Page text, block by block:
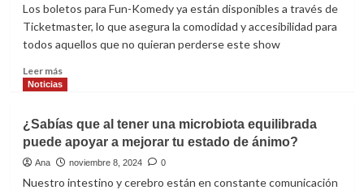
Inspira
y
la
Cultura
en
Yucatán
Los boletos para Fun-Komedy ya están disponibles a través de
Ticketmaster, lo que asegura la comodidad y accesibilidad para
todos aquellos que no quieran perderse este show
Leer másLeer
más
en
el
Foro
Noticias
¿Sabías que al tener una microbiota equilibrada
puede apoyar a mejorar tu estado de ánimo?
Ana noviembre 8, 2024 0
Nuestro intestino y cerebro están en constante comunicación